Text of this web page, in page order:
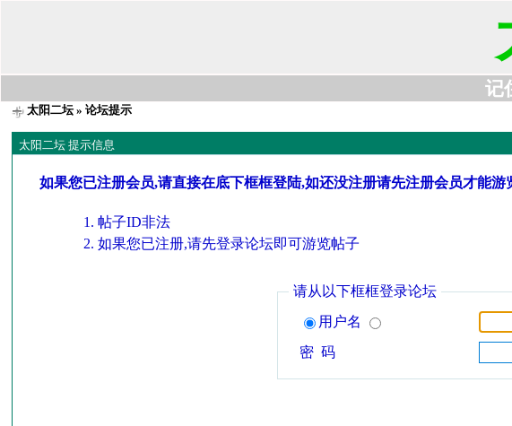
记
太阳二坛» 论坛提示
太阳二坛 提示信息
如果您已注册会员,请直接在底下框框登陆,如还没注册请先注册会员才能游
帖子ID非法
如果您已注册,请先登录论坛即可游览帖子
请从以下框框登录论坛
用户名
密 码